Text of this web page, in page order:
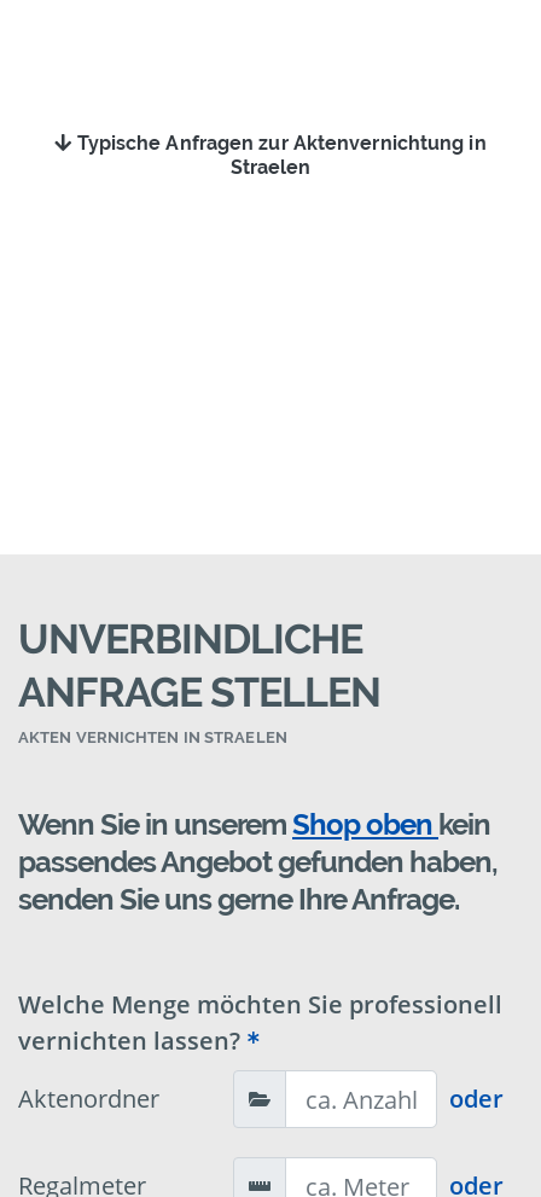
Typische Anfragen zur Aktenvernichtung in
Straelen
UNVERBINDLICHE
ANFRAGE STELLEN
AKTEN VERNICHTEN IN STRAELEN
Wenn Sie in unseremShop oben kein
passendes Angebot gefunden haben,
senden Sie uns gerne Ihre Anfrage.
Welche Menge möchten Sie professionell
vernichten lassen?
Aktenordner
oder
Regalmeter oder